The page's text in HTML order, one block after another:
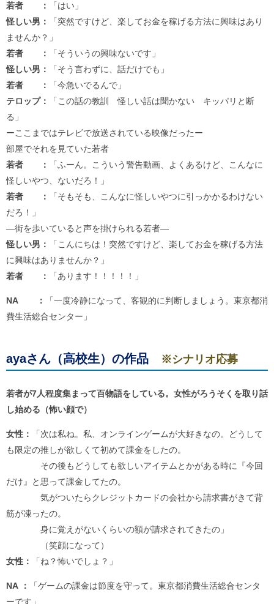
若者 ：
「はい」
怪しい男：
「突然ですけど、楽してお金を稼げる方法に興味はあり
ませんか？」
若者 ：
「そういうの興味ないです」
怪しい男：
「そう言わずに、話だけでも」
若者 ：
「今急いでるんで」
テロップ：
「この話の教訓 怪しい話は聞かない キッパリと断
る」
ーここまではテレビで放送されている映像だったー
部屋でそれを見ていた若者
若者 ：
「ふーん。こういう警告動画、よくあるけど、こんなに
怪しいやつ、ないだろ！」
若者 ：
「そもそも、こんなに怪しいやつに引っかかるわけない
だろ！」
―街を歩いていると声を掛けられる若者―
怪しい男：
「こんにちは！突然ですけど、楽してお金を稼げる方法
に興味はありませんか？」
若者 ：
「あります！！！！！」
NA ：
「一度冷静になって、客観的に判断しましょう。東京都消
費生活総合センター」
ayaさん（高校生）の作品 ※シナリオ応募
若者が7人程度集まって百物語をしている。女性がろうそくを取り話
し始める（怖い顔で）
女性：
「次は私ね。私、オンラインゲームが大好きなの。どうして
も限定の推しが欲しくて初めて課金をしたの。
その後もどうしても欲しいアイテムとかがある時に『今回
だけ』と思って課金してたの。
気がついたらクレジットカードの会社から請求書がきて背
筋が凍ったの。
身に覚えがないくらいの額が請求されてきたの」
（笑顔になって）
女性：
「ね？怖いでしょ？」
NA ：
「ゲームの課金は節度を守って。東京都消費生活総合センタ
ーです」